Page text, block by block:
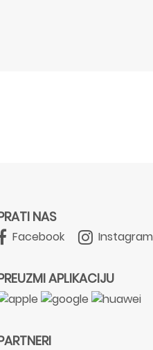
NAS
Facebook Instagram
APLIKACIJU